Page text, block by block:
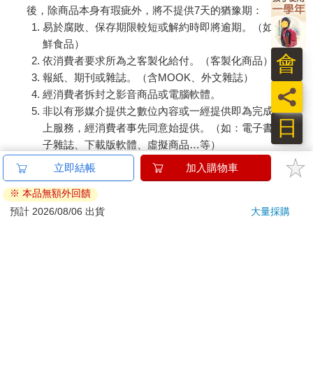
後，除商品本身有瑕疵外，將不提供7天的猶豫期：
易於腐敗、保存期限較短或解約時即將逾期。（如：生
鮮食品）
依消費者要求所為之客製化給付。（客製化商品）
報紙、期刊或雜誌。（含MOOK、外文雜誌）
經消費者拆封之影音商品或電腦軟體。
非以有形媒介提供之數位內容或一經提供即為完成之線
上服務，經消費者事先同意始提供。（如：電子書、電
子雜誌、下載版軟體、虛擬商品…等）
已拆封之個人衛生用品。（如：內衣褲、刮鬍刀、除毛
刀…等）
若非上列種類商品，均享有到貨7天的猶豫期（含例假
日）。
日
員
會